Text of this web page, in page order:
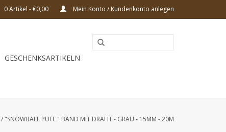
0 Artikel - €0,00 Mein Konto / Kundenkonto anlegen
GESCHENKSARTIKELN
/ "SNOWBALL PUFF " BAND MIT DRAHT - GRAU - 15MM - 20M